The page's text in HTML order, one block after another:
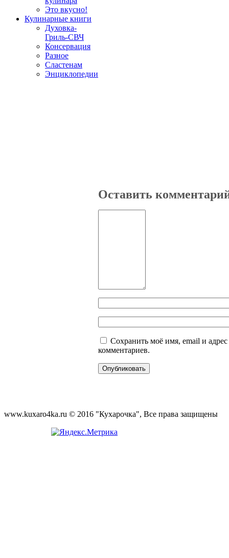
Это вкусно!
Кулинарные книги
Духовка-
Гриль-СВЧ
Консервация
Разное
Сластенам
Энциклопедии
Оставить
Сохранить моё имя, email и
комментариев.
www.kuxaro4ka.ru © 2016 "Кухарочка", Все права защищены